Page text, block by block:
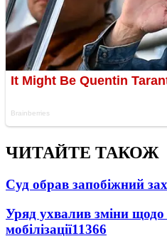
ЧИТАЙТЕ ТАКОЖ
Суд обрав запобіжний
Уряд ухвалив зміни щодо
мобілізації11366